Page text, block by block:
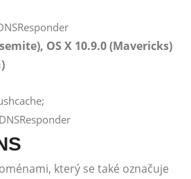
OS X 10.9.0 (Mavericks)
který se také označuje